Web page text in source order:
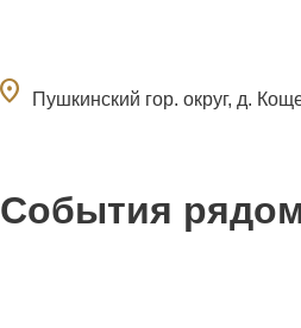
Пушкинский гор. округ, д.
События